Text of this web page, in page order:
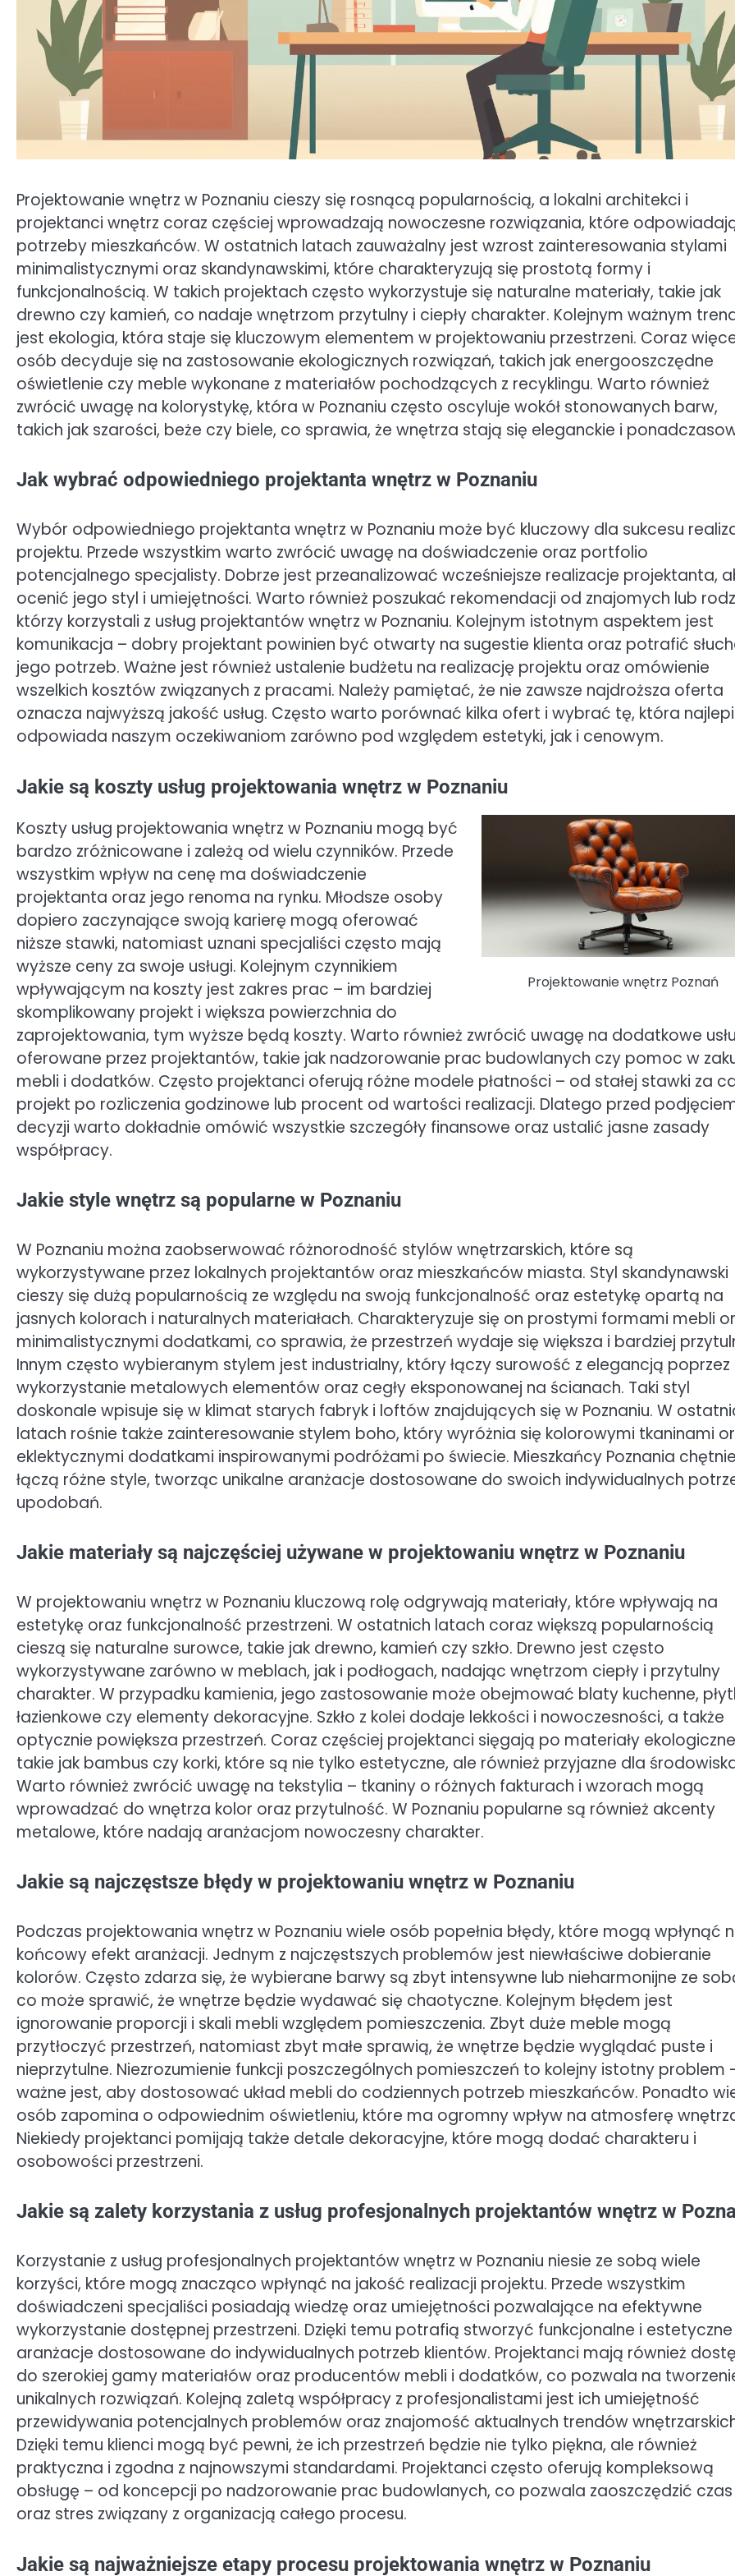
Projektowanie wnętrz w Poznaniu cieszy się rosnącą popularnością, a lokalni architekci i
projektanci wnętrz coraz częściej wprowadzają nowoczesne rozwiązania, które
potrzeby mieszkańców. W ostatnich latach zauważalny jest wzrost zainteresowania stylami
minimalistycznymi oraz skandynawskimi, które charakteryzują się prostotą formy i
funkcjonalnością. W takich projektach często wykorzystuje się naturalne materiały, takie jak
drewno czy kamień, co nadaje wnętrzom przytulny i ciepły charakter. Kolejnym ważnym
jest ekologia, która staje się kluczowym elementem w projektowaniu przestrzeni. Coraz
osób decyduje się na zastosowanie ekologicznych rozwiązań, takich jak energooszczędne
oświetlenie czy meble wykonane z materiałów pochodzących z recyklingu. Warto również
zwrócić uwagę na kolorystykę, która w Poznaniu często oscyluje wokół stonowanych barw,
takich jak szarości, beże czy biele, co sprawia, że wnętrza stają się eleganckie i
Jak wybrać odpowiedniego projektanta wnętrz w Poznaniu
Wybór odpowiedniego projektanta wnętrz w Poznaniu może być kluczowy dla sukcesu
projektu. Przede wszystkim warto zwrócić uwagę na doświadczenie oraz portfolio
potencjalnego specjalisty. Dobrze jest przeanalizować wcześniejsze realizacje projektanta,
ocenić jego styl i umiejętności. Warto również poszukać rekomendacji od znajomych lub
którzy korzystali z usług projektantów wnętrz w Poznaniu. Kolejnym istotnym aspektem jest
komunikacja – dobry projektant powinien być otwarty na sugestie klienta oraz potrafić
jego potrzeb. Ważne jest również ustalenie budżetu na realizację projektu oraz omówienie
wszelkich kosztów związanych z pracami. Należy pamiętać, że nie zawsze najdroższa oferta
oznacza najwyższą jakość usług. Często warto porównać kilka ofert i wybrać tę, która
odpowiada naszym oczekiwaniom zarówno pod względem estetyki, jak i cenowym.
Jakie są koszty usług projektowania wnętrz w Poznaniu
Projektowanie wnętrz Poznań
Koszty usług projektowania wnętrz w Poznaniu mogą być
bardzo zróżnicowane i zależą od wielu czynników. Przede
wszystkim wpływ na cenę ma doświadczenie
projektanta oraz jego renoma na rynku. Młodsze osoby
dopiero zaczynające swoją karierę mogą oferować
niższe stawki, natomiast uznani specjaliści często mają
wyższe ceny za swoje usługi. Kolejnym czynnikiem
wpływającym na koszty jest zakres prac – im bardziej
skomplikowany projekt i większa powierzchnia do
zaprojektowania, tym wyższe będą koszty. Warto również zwrócić uwagę na dodatkowe
oferowane przez projektantów, takie jak nadzorowanie prac budowlanych czy pomoc w
mebli i dodatków. Często projektanci oferują różne modele płatności – od stałej stawki za
projekt po rozliczenia godzinowe lub procent od wartości realizacji. Dlatego przed
decyzji warto dokładnie omówić wszystkie szczegóły finansowe oraz ustalić jasne zasady
współpracy.
Jakie style wnętrz są popularne w Poznaniu
W Poznaniu można zaobserwować różnorodność stylów wnętrzarskich, które są
wykorzystywane przez lokalnych projektantów oraz mieszkańców miasta. Styl skandynawski
cieszy się dużą popularnością ze względu na swoją funkcjonalność oraz estetykę opartą na
jasnych kolorach i naturalnych materiałach. Charakteryzuje się on prostymi formami mebli
minimalistycznymi dodatkami, co sprawia, że przestrzeń wydaje się większa i bardziej
Innym często wybieranym stylem jest industrialny, który łączy surowość z elegancją poprzez
wykorzystanie metalowych elementów oraz cegły eksponowanej na ścianach. Taki styl
doskonale wpisuje się w klimat starych fabryk i loftów znajdujących się w Poznaniu. W
latach rośnie także zainteresowanie stylem boho, który wyróżnia się kolorowymi tkaninami
eklektycznymi dodatkami inspirowanymi podróżami po świecie. Mieszkańcy Poznania chętnie
łączą różne style, tworząc unikalne aranżacje dostosowane do swoich indywidualnych
upodobań.
Jakie materiały są najczęściej używane w projektowaniu wnętrz w Poznaniu
W projektowaniu wnętrz w Poznaniu kluczową rolę odgrywają materiały, które wpływają na
estetykę oraz funkcjonalność przestrzeni. W ostatnich latach coraz większą popularnością
cieszą się naturalne surowce, takie jak drewno, kamień czy szkło. Drewno jest często
wykorzystywane zarówno w meblach, jak i podłogach, nadając wnętrzom ciepły i przytulny
charakter. W przypadku kamienia, jego zastosowanie może obejmować blaty kuchenne,
łazienkowe czy elementy dekoracyjne. Szkło z kolei dodaje lekkości i nowoczesności, a także
optycznie powiększa przestrzeń. Coraz częściej projektanci sięgają po materiały
takie jak bambus czy korki, które są nie tylko estetyczne, ale również przyjazne dla
Warto również zwrócić uwagę na tekstylia – tkaniny o różnych fakturach i wzorach mogą
wprowadzać do wnętrza kolor oraz przytulność. W Poznaniu popularne są również akcenty
metalowe, które nadają aranżacjom nowoczesny charakter.
Jakie są najczęstsze błędy w projektowaniu wnętrz w Poznaniu
Podczas projektowania wnętrz w Poznaniu wiele osób popełnia błędy, które mogą wpłynąć
końcowy efekt aranżacji. Jednym z najczęstszych problemów jest niewłaściwe dobieranie
kolorów. Często zdarza się, że wybierane barwy są zbyt intensywne lub nieharmonijne ze
co może sprawić, że wnętrze będzie wydawać się chaotyczne. Kolejnym błędem jest
ignorowanie proporcji i skali mebli względem pomieszczenia. Zbyt duże meble mogą
przytłoczyć przestrzeń, natomiast zbyt małe sprawią, że wnętrze będzie wyglądać puste i
nieprzytulne. Niezrozumienie funkcji poszczególnych pomieszczeń to kolejny istotny problem
ważne jest, aby dostosować układ mebli do codziennych potrzeb mieszkańców. Ponadto
osób zapomina o odpowiednim oświetleniu, które ma ogromny wpływ na atmosferę
Niekiedy projektanci pomijają także detale dekoracyjne, które mogą dodać charakteru i
osobowości przestrzeni.
Jakie są zalety korzystania z usług profesjonalnych projektantów wnętrz w
Korzystanie z usług profesjonalnych projektantów wnętrz w Poznaniu niesie ze sobą wiele
korzyści, które mogą znacząco wpłynąć na jakość realizacji projektu. Przede wszystkim
doświadczeni specjaliści posiadają wiedzę oraz umiejętności pozwalające na efektywne
wykorzystanie dostępnej przestrzeni. Dzięki temu potrafią stworzyć funkcjonalne i estetyczne
aranżacje dostosowane do indywidualnych potrzeb klientów. Projektanci mają również
do szerokiej gamy materiałów oraz producentów mebli i dodatków, co pozwala na
unikalnych rozwiązań. Kolejną zaletą współpracy z profesjonalistami jest ich umiejętność
przewidywania potencjalnych problemów oraz znajomość aktualnych trendów
Dzięki temu klienci mogą być pewni, że ich przestrzeń będzie nie tylko piękna, ale również
praktyczna i zgodna z najnowszymi standardami. Projektanci często oferują kompleksową
obsługę – od koncepcji po nadzorowanie prac budowlanych, co pozwala zaoszczędzić czas
oraz stres związany z organizacją całego procesu.
Jakie są najważniejsze etapy procesu projektowania wnętrz w Poznaniu